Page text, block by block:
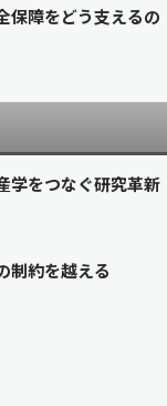
保障をどう支えるの
をつなぐ研究革新
制約を越える